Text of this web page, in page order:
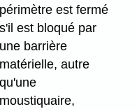
périmètre est fermé
s'il est bloqué par
une barrière
matérielle, autre
qu'une
moustiquaire,